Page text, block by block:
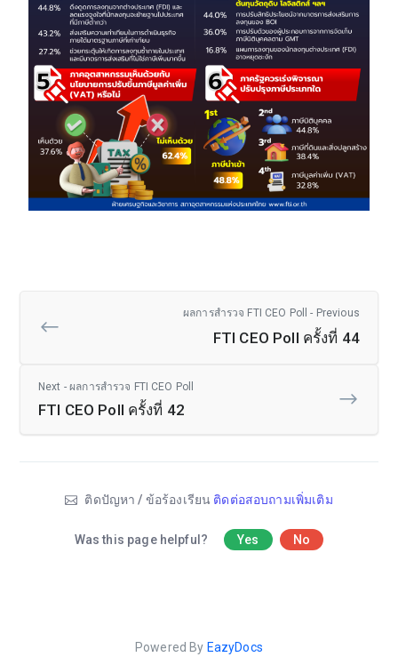
ผลการสำรวจ FTI CEO Poll - Previous
FTI CEO Poll ครั้งที่ 44
Next - ผลการสำรวจ FTI CEO Poll
FTI CEO Poll ครั้งที่ 42
ติดปัญหา / ข้อร้องเรียน ติดต่อสอบถามเพิ่มเติม
Was this page helpful? Yes No
Powered By EazyDocs